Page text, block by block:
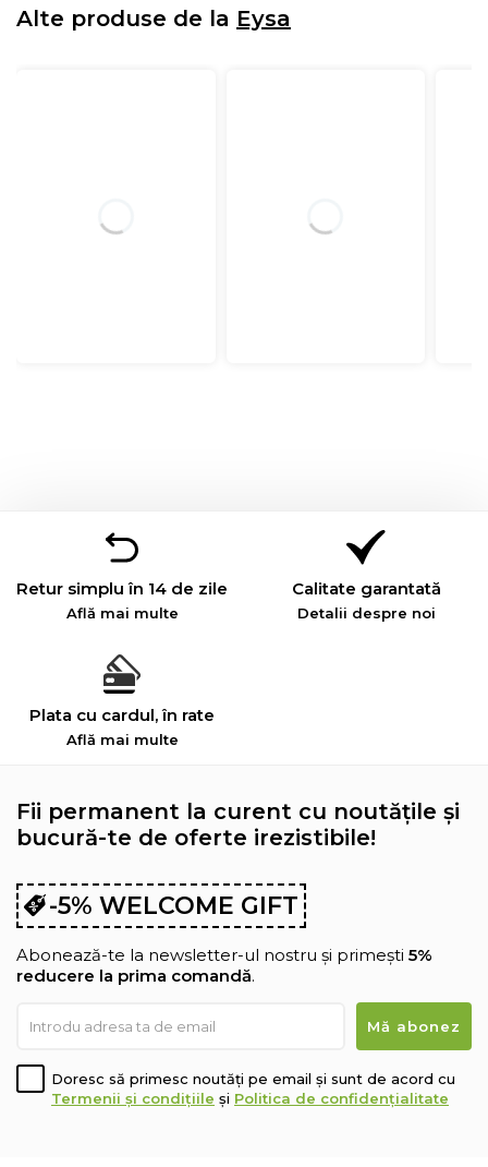
Alte produse de la Eysa
Retur simplu în 14 de zile
Află mai multe
Calitate garantată
Detalii despre noi
Plata cu cardul, în rate
Află mai multe
Fii permanent la curent cu noutățile și
bucură-te de oferte irezistibile!
-5% WELCOME GIFT
Abonează-te la newsletter-ul nostru și primești 5%
reducere la prima comandă.
Doresc să primesc noutăți pe email și sunt de acord cu
Termenii și condițiile și Politica de confidențialitate